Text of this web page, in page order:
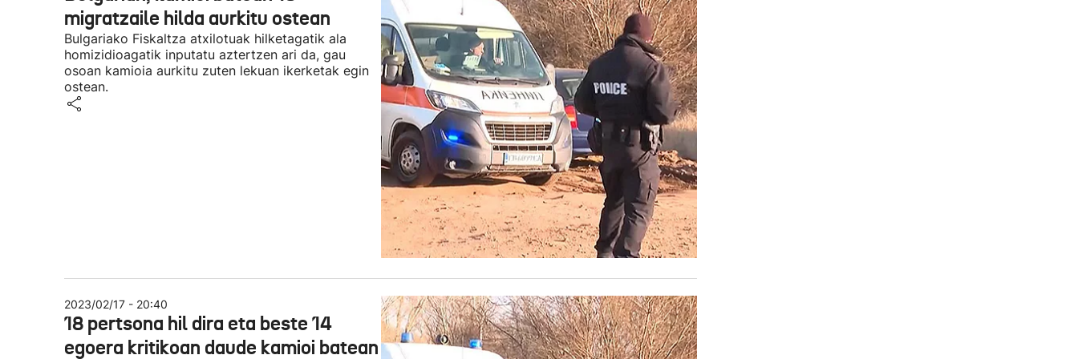
migratzaile hilda aurkitu ostean
Bulgariako Fiskaltza atxilotuak hilketagatik ala
homizidioagatik inputatu aztertzen ari da, gau
osoan kamioia aurkitu zuten lekuan ikerketak egin
ostean.
2023/02/17 - 20:40
18 pertsona hil dira eta beste 14
egoera kritikoan daude kamioi batean